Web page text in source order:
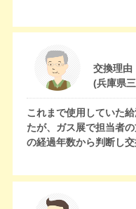
交換理由
(兵庫県
これまで使用していた
たが、ガス展で担当者
の経過年数から判断し交